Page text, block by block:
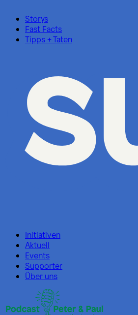
Storys
Fast Facts
Tipps + Taten
Initiativen
Aktuell
Events
Supporter
Über uns